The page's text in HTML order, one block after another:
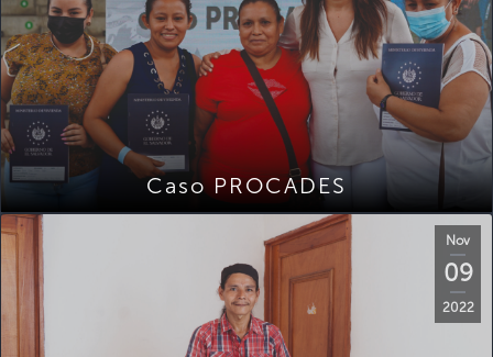
Caso PROCADES
Nov
09
2022